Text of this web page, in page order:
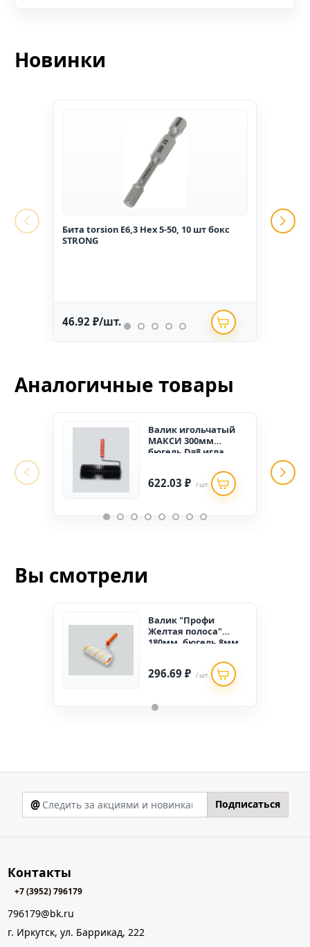
Новинки
Бита torsion E6,3 Hex 5-50, 10 шт бокс
STRONG
46.92 ₽/шт.
Аналогичные товары
Валик игольчатый
МАКСИ 300мм
бюгель D=8 игла
622.03 ₽ / шт.
Вы смотрели
Валик "Профи
Желтая полоса"
180мм, бюгель 8мм,
полиамид (уп 50 шт.)
296.69 ₽ / шт.
@ Подписаться
Контакты
+7 (3952) 796179
796179@bk.ru
г. Иркутск, ул. Баррикад, 222